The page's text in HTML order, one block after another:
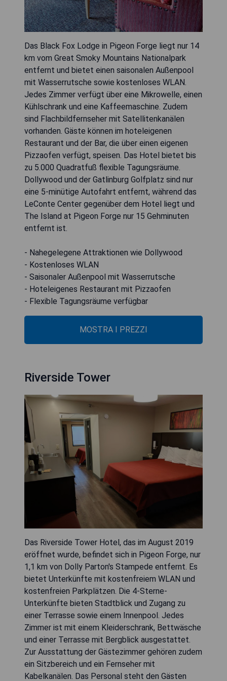
Das Black Fox Lodge in Pigeon Forge liegt nur 14
km vom Great Smoky Mountains Nationalpark
entfernt und bietet einen saisonalen Außenpool
mit Wasserrutsche sowie kostenloses WLAN.
Jedes Zimmer verfügt über eine Mikrowelle, einen
Kühlschrank und eine Kaffeemaschine. Zudem
sind Flachbildfernseher mit Satellitenkanälen
vorhanden. Gäste können im hoteleigenen
Restaurant und der Bar, die über einen eigenen
Pizzaofen verfügt, speisen. Das Hotel bietet bis
zu 5.000 Quadratfuß flexible Tagungsräume.
Dollywood und der Gatlinburg Golfplatz sind nur
eine 5-minütige Autofahrt entfernt, während das
LeConte Center gegenüber dem Hotel liegt und
The Island at Pigeon Forge nur 15 Gehminuten
entfernt ist.
- Nahegelegene Attraktionen wie Dollywood
- Kostenloses WLAN
- Saisonaler Außenpool mit Wasserrutsche
- Hoteleigenes Restaurant mit Pizzaofen
- Flexible Tagungsräume verfügbar
MOSTRA I PREZZI
Riverside Tower
Das Riverside Tower Hotel, das im August 2019
eröffnet wurde, befindet sich in Pigeon Forge, nur
1,1 km von Dolly Parton's Stampede entfernt. Es
bietet Unterkünfte mit kostenfreiem WLAN und
kostenfreien Parkplätzen. Die 4-Sterne-
Unterkünfte bieten Stadtblick und Zugang zu
einer Terrasse sowie einem Innenpool. Jedes
Zimmer ist mit einem Kleiderschrank, Bettwäsche
und einer Terrasse mit Bergblick ausgestattet.
Zur Ausstattung der Gästezimmer gehören zudem
ein Sitzbereich und ein Fernseher mit
Kabelkanälen. Das Personal steht den Gästen